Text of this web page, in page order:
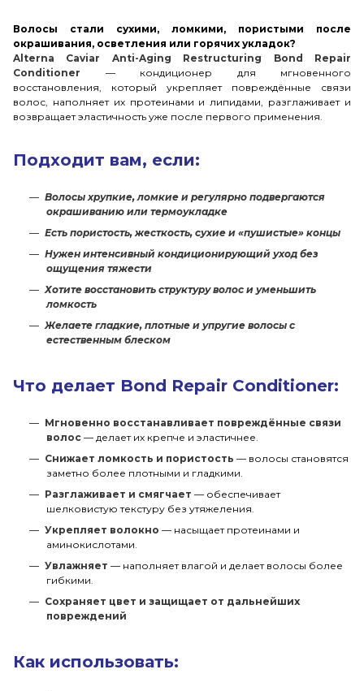
Волосы стали сухими, ломкими, пористыми после
окрашивания, осветления или горячих укладок?
Alterna Caviar Anti-Aging Restructuring Bond Repair
Conditioner — кондиционер для мгновенного
восстановления, который укрепляет повреждённые связи
волос, наполняет их протеинами и липидами, разглаживает и
возвращает эластичность уже после первого применения.
Подходит вам, если:
Волосы хрупкие, ломкие и регулярно подвергаются
окрашиванию или термоукладке
Есть пористость, жесткость, сухие и «пушистые» концы
Нужен интенсивный кондиционирующий уход без
ощущения тяжести
Хотите восстановить структуру волос и уменьшить
ломкость
Желаете гладкие, плотные и упругие волосы с
естественным блеском
Что делает Bond Repair Conditioner:
Мгновенно восстанавливает повреждённые связи
волос — делает их крепче и эластичнее.
Снижает ломкость и пористость — волосы становятся
заметно более плотными и гладкими.
Разглаживает и смягчает — обеспечивает
шелковистую текстуру без утяжеления.
Укрепляет волокно — насыщает протеинами и
аминокислотами.
Увлажняет — наполняет влагой и делает волосы более
гибкими.
Сохраняет цвет и защищает от дальнейших
повреждений
Как использовать: